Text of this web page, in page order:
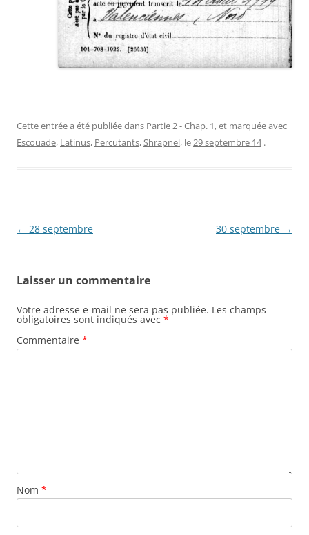
Cette entrée a été publiée dans Partie 2 - Chap. 1, et marquée avec
Escouade, Latinus, Percutants,Shrapnel, le29 septembre 14 .
Navigation
← 28 septembre 30 septembre →
Laisser un commentaire
Votre adresse e-mail ne sera pas publiée. Les champs
obligatoires sont indiqués avec *
Commentaire *
Nom *